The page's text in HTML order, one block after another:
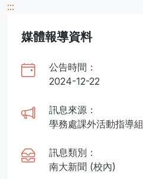
:::
媒體報導資料
公告時間：
2024-12-22
訊息來源：
學務處課外活動指導組
訊息類別：
南大新聞 (校內)